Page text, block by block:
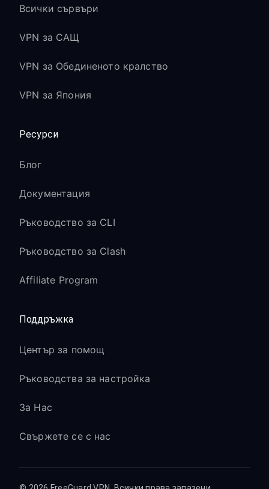
Всички сървъри
VPN за САЩ
VPN за Обединеното кралство
VPN за Япония
Ресурси
Блог
Документация
Ръководство за CLI
Ръководство за Clash
Affiliate Program
Поддръжка
Център за помощ
Ръководства за настройка
За Нас
Свържете се с нас